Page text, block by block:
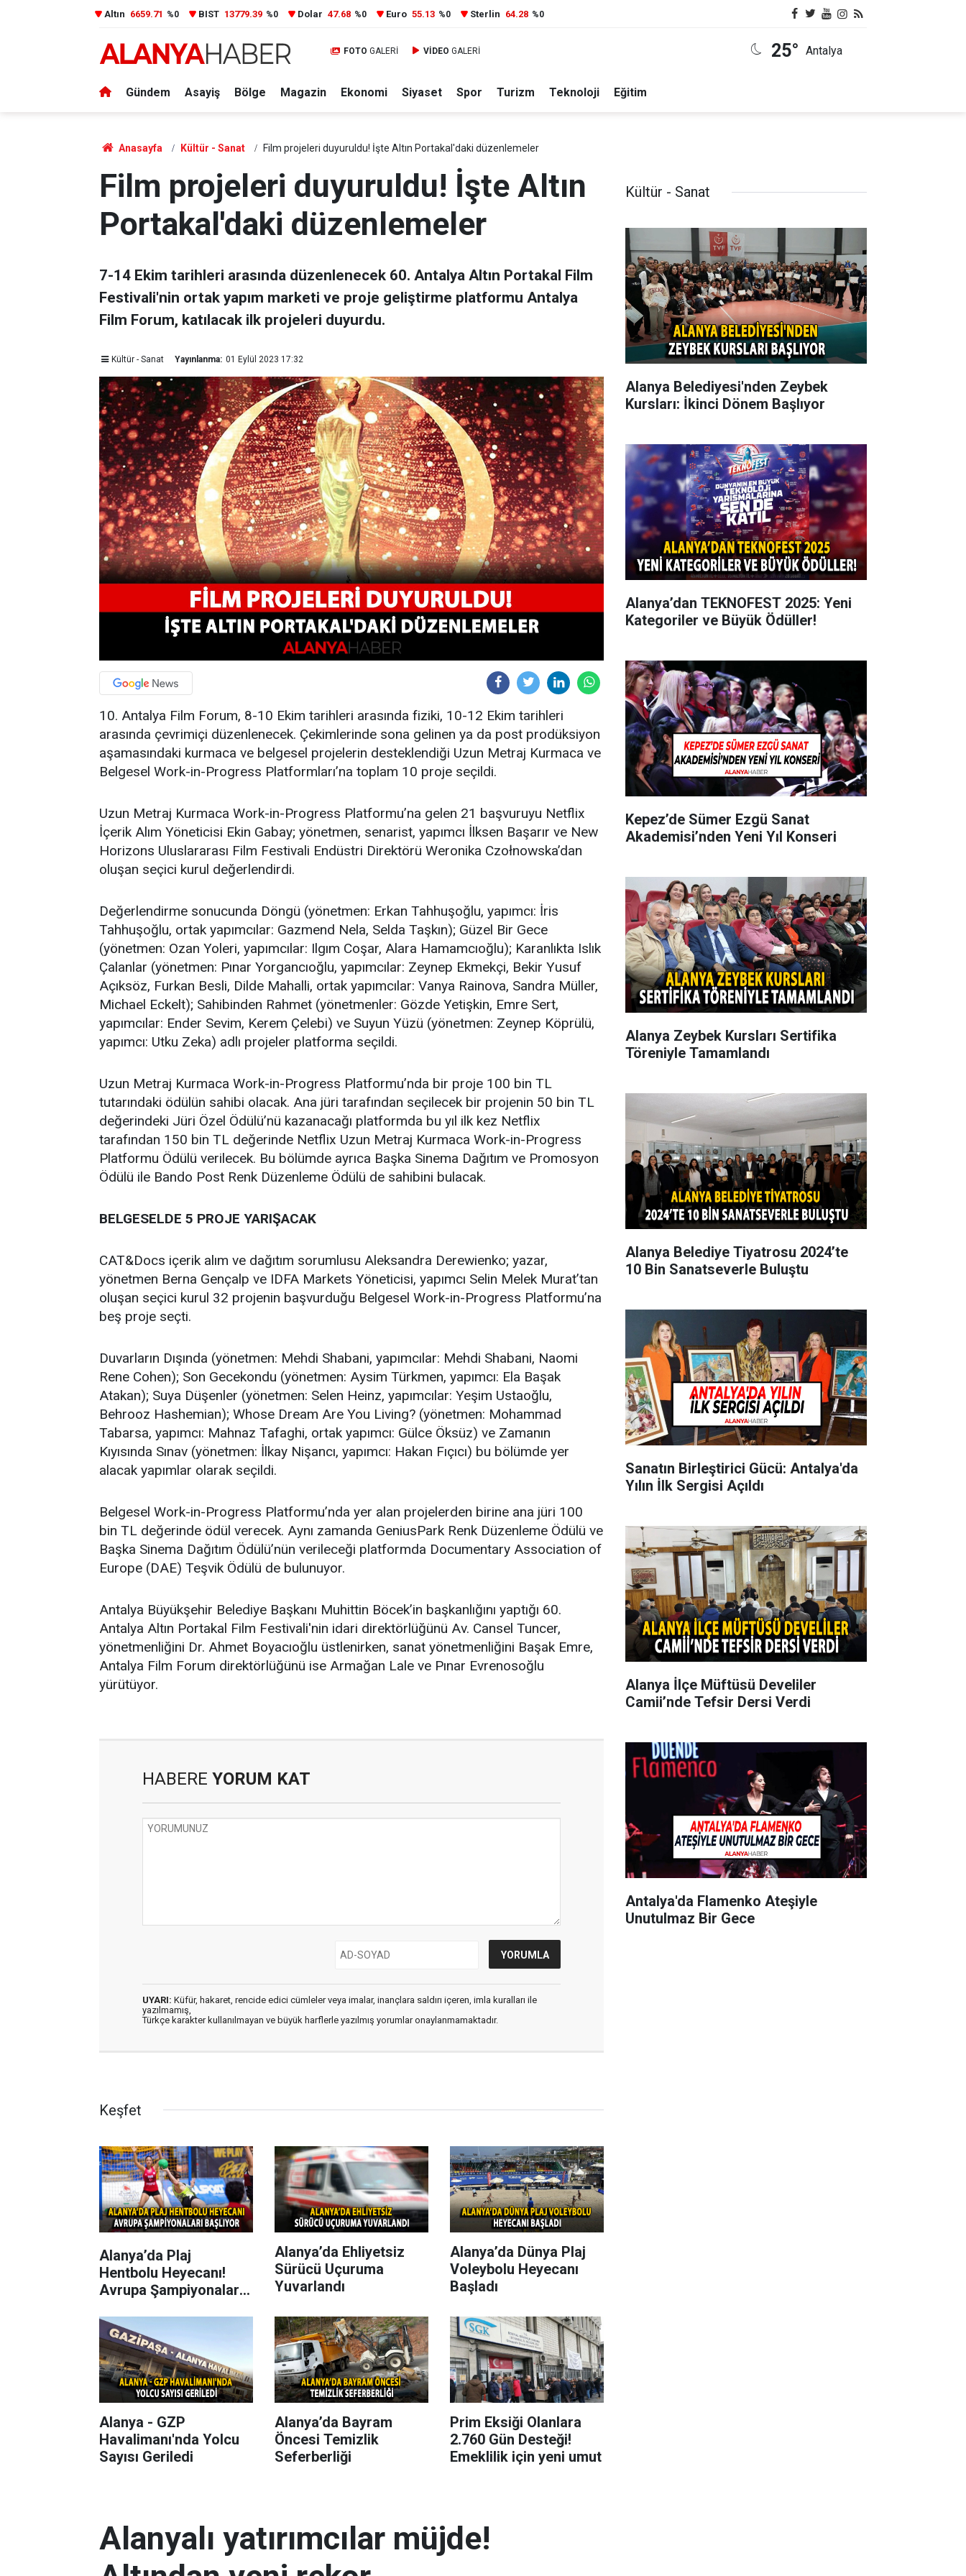
Altın 6659.71 %0 BIST 13779.39 %0 Dolar 47.68 %0 Euro 55.13 %0 Sterlin 64.28 %0
FOTO GALERİ VİDEO GALERİ 25° Antalya
Gündem Asayiş Bölge Magazin Ekonomi Siyaset Spor Turizm Teknoloji Eğitim
Anasayfa Kültür - Sanat Film projeleri duyuruldu! İşte Altın Portakal'daki düzenlemeler
Film projeleri duyuruldu! İşte Altın
Portakal'daki düzenlemeler
7-14 Ekim tarihleri arasında düzenlenecek 60. Antalya Altın Portakal Film
Festivali'nin ortak yapım marketi ve proje geliştirme platformu Antalya
Film Forum, katılacak ilk projeleri duyurdu.
Kültür - Sanat Yayınlanma: 01 Eylül 2023 17:32
10. Antalya Film Forum, 8-10 Ekim tarihleri arasında fiziki, 10-12 Ekim tarihleri
arasında çevrimiçi düzenlenecek. Çekimlerinde sona gelinen ya da post prodüksiyon
aşamasındaki kurmaca ve belgesel projelerin desteklendiği Uzun Metraj Kurmaca ve
Belgesel Work-in-Progress Platformları’na toplam 10 proje seçildi.
Uzun Metraj Kurmaca Work-in-Progress Platformu’na gelen 21 başvuruyu Netflix
İçerik Alım Yöneticisi Ekin Gabay; yönetmen, senarist, yapımcı İlksen Başarır ve New
Horizons Uluslararası Film Festivali Endüstri Direktörü Weronika Czołnowska’dan
oluşan seçici kurul değerlendirdi.
Değerlendirme sonucunda Döngü (yönetmen: Erkan Tahhuşoğlu, yapımcı: İris
Tahhuşoğlu, ortak yapımcılar: Gazmend Nela, Selda Taşkın); Güzel Bir Gece
(yönetmen: Ozan Yoleri, yapımcılar: Ilgım Coşar, Alara Hamamcıoğlu); Karanlıkta Islık
Çalanlar (yönetmen: Pınar Yorgancıoğlu, yapımcılar: Zeynep Ekmekçi, Bekir Yusuf
Açıksöz, Furkan Besli, Dilde Mahalli, ortak yapımcılar: Vanya Rainova, Sandra Müller,
Michael Eckelt); Sahibinden Rahmet (yönetmenler: Gözde Yetişkin, Emre Sert,
yapımcılar: Ender Sevim, Kerem Çelebi) ve Suyun Yüzü (yönetmen: Zeynep Köprülü,
yapımcı: Utku Zeka) adlı projeler platforma seçildi.
Uzun Metraj Kurmaca Work-in-Progress Platformu’nda bir proje 100 bin TL
tutarındaki ödülün sahibi olacak. Ana jüri tarafından seçilecek bir projenin 50 bin TL
değerindeki Jüri Özel Ödülü’nü kazanacağı platformda bu yıl ilk kez Netflix
tarafından 150 bin TL değerinde Netflix Uzun Metraj Kurmaca Work-in-Progress
Platformu Ödülü verilecek. Bu bölümde ayrıca Başka Sinema Dağıtım ve Promosyon
Ödülü ile Bando Post Renk Düzenleme Ödülü de sahibini bulacak.
BELGESELDE 5 PROJE YARIŞACAK
CAT&Docs içerik alım ve dağıtım sorumlusu Aleksandra Derewienko; yazar,
yönetmen Berna Gençalp ve IDFA Markets Yöneticisi, yapımcı Selin Melek Murat’tan
oluşan seçici kurul 32 projenin başvurduğu Belgesel Work-in-Progress Platformu’na
beş proje seçti.
Duvarların Dışında (yönetmen: Mehdi Shabani, yapımcılar: Mehdi Shabani, Naomi
Rene Cohen); Son Gecekondu (yönetmen: Aysim Türkmen, yapımcı: Ela Başak
Atakan); Suya Düşenler (yönetmen: Selen Heinz, yapımcılar: Yeşim Ustaoğlu,
Behrooz Hashemian); Whose Dream Are You Living? (yönetmen: Mohammad
Tabarsa, yapımcı: Mahnaz Tafaghi, ortak yapımcı: Gülce Öksüz) ve Zamanın
Kıyısında Sınav (yönetmen: İlkay Nişancı, yapımcı: Hakan Fıçıcı) bu bölümde yer
alacak yapımlar olarak seçildi.
Belgesel Work-in-Progress Platformu’nda yer alan projelerden birine ana jüri 100
bin TL değerinde ödül verecek. Aynı zamanda GeniusPark Renk Düzenleme Ödülü ve
Başka Sinema Dağıtım Ödülü’nün verileceği platformda Documentary Association of
Europe (DAE) Teşvik Ödülü de bulunuyor.
Antalya Büyükşehir Belediye Başkanı Muhittin Böcek’in başkanlığını yaptığı 60.
Antalya Altın Portakal Film Festivali'nin idari direktörlüğünü Av. Cansel Tuncer,
yönetmenliğini Dr. Ahmet Boyacıoğlu üstlenirken, sanat yönetmenliğini Başak Emre,
Antalya Film Forum direktörlüğünü ise Armağan Lale ve Pınar Evrenosoğlu
yürütüyor.
HABERE YORUM KAT
UYARI: Küfür, hakaret, rencide edici cümleler veya imalar, inançlara saldırı içeren, imla kuralları ile
yazılmamış,
Türkçe karakter kullanılmayan ve büyük harflerle yazılmış yorumlar onaylanmamaktadır.
Keşfet
Alanya’da Plaj
Hentbolu Heyecanı!
Avrupa Şampiyonaları
Alanya’da Ehliyetsiz
Sürücü Uçuruma
Yuvarlandı
Alanya’da Dünya Plaj
Voleybolu Heyecanı
Başladı
Alanya - GZP
Havalimanı'nda Yolcu
Sayısı Geriledi
Alanya’da Bayram
Öncesi Temizlik
Seferberliği
Prim Eksiği Olanlara
2.760 Gün Desteği!
Emeklilik için yeni umut
Alanyalı yatırımcılar müjde!
Kültür - Sanat
Alanya Belediyesi'nden Zeybek
Kursları: İkinci Dönem Başlıyor
Alanya’dan TEKNOFEST 2025: Yeni
Kategoriler ve Büyük Ödüller!
Kepez’de Sümer Ezgü Sanat
Akademisi’nden Yeni Yıl Konseri
Alanya Zeybek Kursları Sertifika
Töreniyle Tamamlandı
Alanya Belediye Tiyatrosu 2024’te
10 Bin Sanatseverle Buluştu
Sanatın Birleştirici Gücü: Antalya'da
Yılın İlk Sergisi Açıldı
Alanya İlçe Müftüsü Develiler
Camii’nde Tefsir Dersi Verdi
Antalya'da Flamenko Ateşiyle
Unutulmaz Bir Gece